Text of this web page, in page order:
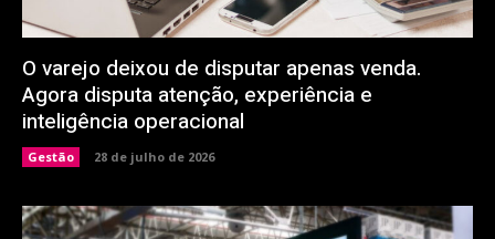
O varejo deixou de disputar apenas venda.
Agora disputa atenção, experiência e
inteligência operacional
Gestão 28 de julho de 2026